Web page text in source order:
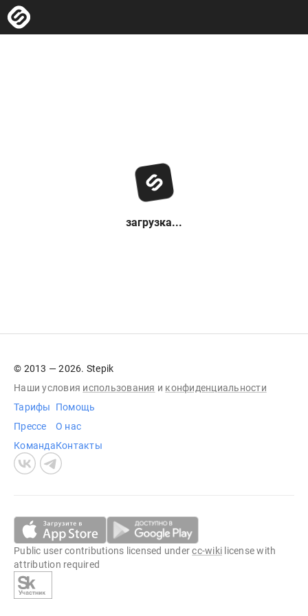
загрузка...
© 2013 — 2026. Stepik
Наши условия использования и конфиденциальности
Тарифы
Прессе
Команда
Помощь
О нас
Контакты
Public user contributions licensed undercc-wiki license with
attribution required